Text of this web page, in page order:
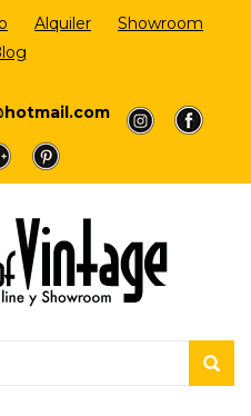
Alquiler
Showroom
a
a
a a